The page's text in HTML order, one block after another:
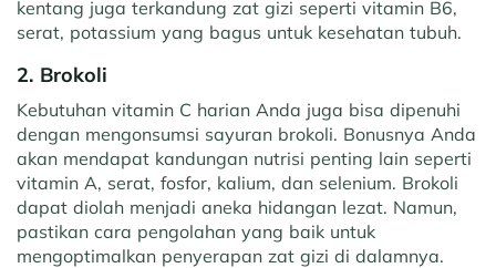
kentang juga terkandung zat gizi seperti vitamin B6,
serat, potassium yang bagus untuk kesehatan tubuh.
2. Brokoli
Kebutuhan vitamin C harian Anda juga bisa dipenuhi
dengan mengonsumsi sayuran brokoli. Bonusnya Anda
akan mendapat kandungan nutrisi penting lain seperti
vitamin A, serat, fosfor, kalium, dan selenium. Brokoli
dapat diolah menjadi aneka hidangan lezat. Namun,
pastikan cara pengolahan yang baik untuk
mengoptimalkan penyerapan zat gizi di dalamnya.